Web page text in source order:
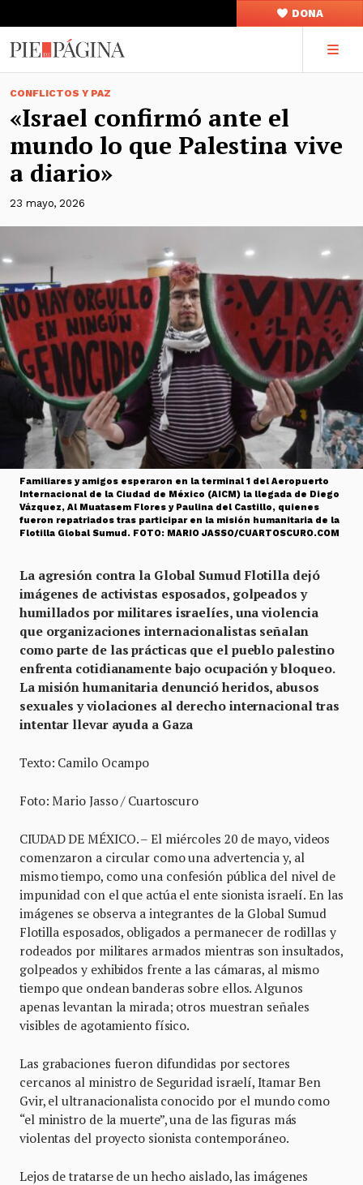
DONA
CONFLICTOS Y PAZ
«Israel confirmó ante el
mundo lo que Palestina vive
a diario»
23 mayo, 2026
Familiares y amigos esperaron en la terminal 1 del Aeropuerto
Internacional de la Ciudad de México (AICM) la llegada de Diego
Vázquez, Al Muatasem Flores y Paulina del Castillo, quienes
fueron repatriados tras participar en la misión humanitaria de la
Flotilla Global Sumud. FOTO: MARIO JASSO/CUARTOSCURO.COM
La agresión contra la Global Sumud Flotilla dejó
imágenes de activistas esposados, golpeados y
humillados por militares israelíes, una violencia
que organizaciones internacionalistas señalan
como parte de las prácticas que el pueblo palestino
enfrenta cotidianamente bajo ocupación y bloqueo.
La misión humanitaria denunció heridos, abusos
sexuales y violaciones al derecho internacional tras
intentar llevar ayuda a Gaza
Texto: Camilo Ocampo
Foto: Mario Jasso / Cuartoscuro
CIUDAD DE MÉXICO. – El miércoles 20 de mayo, videos
comenzaron a circular como una advertencia y, al
mismo tiempo, como una confesión pública del nivel de
impunidad con el que actúa el ente sionista israelí. En las
imágenes se observa a integrantes de la Global Sumud
Flotilla esposados, obligados a permanecer de rodillas y
rodeados por militares armados mientras son insultados,
golpeados y exhibidos frente a las cámaras, al mismo
tiempo que ondean banderas sobre ellos. Algunos
apenas levantan la mirada; otros muestran señales
visibles de agotamiento físico.
Las grabaciones fueron difundidas por sectores
cercanos al ministro de Seguridad israelí, Itamar Ben
Gvir, el ultranacionalista conocido por el mundo como
“el ministro de la muerte”, una de las figuras más
violentas del proyecto sionista contemporáneo.
Lejos de tratarse de un hecho aislado, las imágenes